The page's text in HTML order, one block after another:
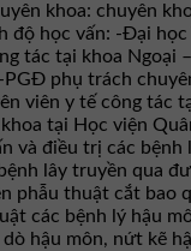
khoa: chuyên
độ học vấn: -Đại
tác tại khoa Ngoại
phụ trách
viên y tế công tác
tại Học viện
và điều trị các bệnh
lây truyền qua
phẫu thuật cắt bao
các bệnh lý hậu
hậu môn, nứt kẽ